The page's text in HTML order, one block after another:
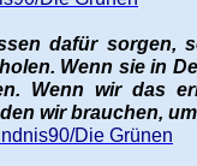
dafür sorgen,
Wenn sie in
Wenn wir das
wir brauchen,
Die Grünen